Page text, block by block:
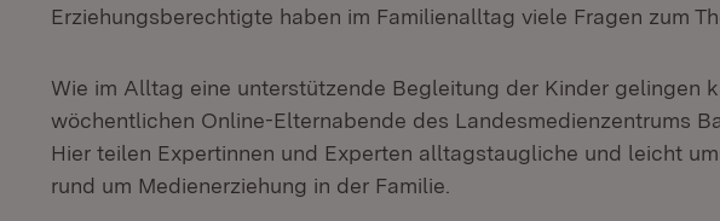
Erziehungsberechtigte haben im Familienalltag viele Fragen zum
Wie im Alltag eine unterstützende Begleitung der Kinder gelingen
wöchentlichen Online-Elternabende des Landesmedienzentrums
Hier teilen Expertinnen und Experten alltagstaugliche und leicht
rund um Medienerziehung in der Familie.